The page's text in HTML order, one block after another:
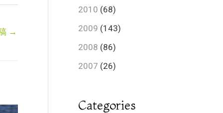
→
2010 (68)
2009 (143)
2008 (86)
2007 (26)
Categories